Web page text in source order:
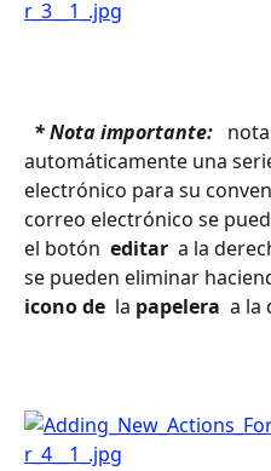
* Nota importante:
automáticamente una
electrónico para su
correo electrónico se
el botón editar a la
se pueden eliminar
icono de la papelera a la